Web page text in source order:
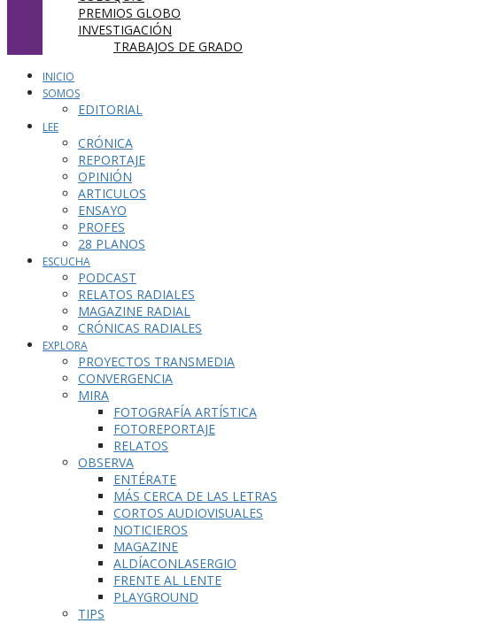
PREMIOS GLOBO
INVESTIGACIÓN
TRABAJOS DE GRADO
INICIO
SOMOS
EDITORIAL
LEE
CRÓNICA
REPORTAJE
OPINIÓN
ARTICULOS
ENSAYO
PROFES
28 PLANOS
ESCUCHA
PODCAST
RELATOS RADIALES
MAGAZINE RADIAL
CRÓNICAS RADIALES
EXPLORA
PROYECTOS TRANSMEDIA
CONVERGENCIA
MIRA
FOTOGRAFÍA ARTÍSTICA
FOTOREPORTAJE
RELATOS
OBSERVA
ENTÉRATE
MÁS CERCA DE LAS LETRAS
CORTOS AUDIOVISUALES
NOTICIEROS
MAGAZINE
ALDÍACONLASERGIO
FRENTE AL LENTE
PLAYGROUND
TIPS